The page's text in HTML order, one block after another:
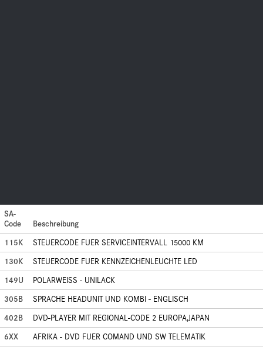
SA-
Code
Beschreibung
115K
STEUERCODE FUER SERVICEINTERVALL 15000 KM
130K
STEUERCODE FUER KENNZEICHENLEUCHTE LED
149U
POLARWEISS - UNILACK
305B
SPRACHE HEADUNIT UND KOMBI - ENGLISCH
402B
DVD-PLAYER MIT REGIONAL-CODE 2 EUROPA,JAPAN
6XX
AFRIKA - DVD FUER COMAND UND SW TELEMATIK